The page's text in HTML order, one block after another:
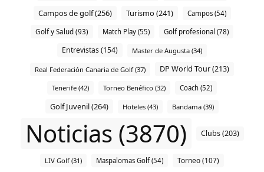
Campos de golf (256) Turismo (241) Campos (54)
Golf y Salud (93) Match Play (55) Golf profesional (78)
Entrevistas (154) Master de Augusta (34)
Real Federación Canaria de Golf (37) DP World Tour (213)
Tenerife (42) Torneo Benéfico (32) Coach (52)
Golf Juvenil (264) Hoteles (43) Bandama (39)
Noticias (3870) Clubs (203)
LIV Golf (31) Maspalomas Golf (54) Torneo (107)